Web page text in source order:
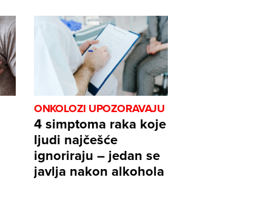
ONKOLOZI UPOZORAVAJU
4 simptoma raka koje
ljudi najčešće
ignoriraju – jedan se
javlja nakon alkohola